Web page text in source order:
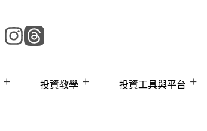
投資教學 投資工具與平台